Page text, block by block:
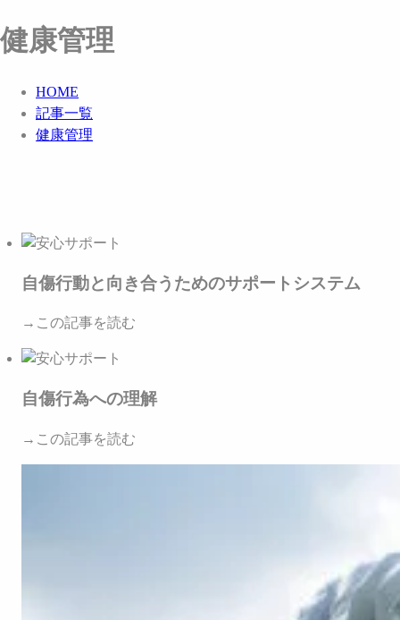
健康管理
HOME
記事一覧
健康管理
自傷行動と向き合うためのサポートシステム
→この記事を読む
自傷行為への理解
→この記事を読む